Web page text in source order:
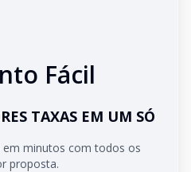
Fácil
TAXAS EM UM SÓ
em minutos com todos os
proposta.